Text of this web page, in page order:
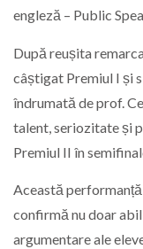
engleză – Public
După reușita
câștigat Premiul I și
îndrumată de prof.
talent, seriozitate și
Premiul II în
Această
confirmă nu doar
argumentare ale